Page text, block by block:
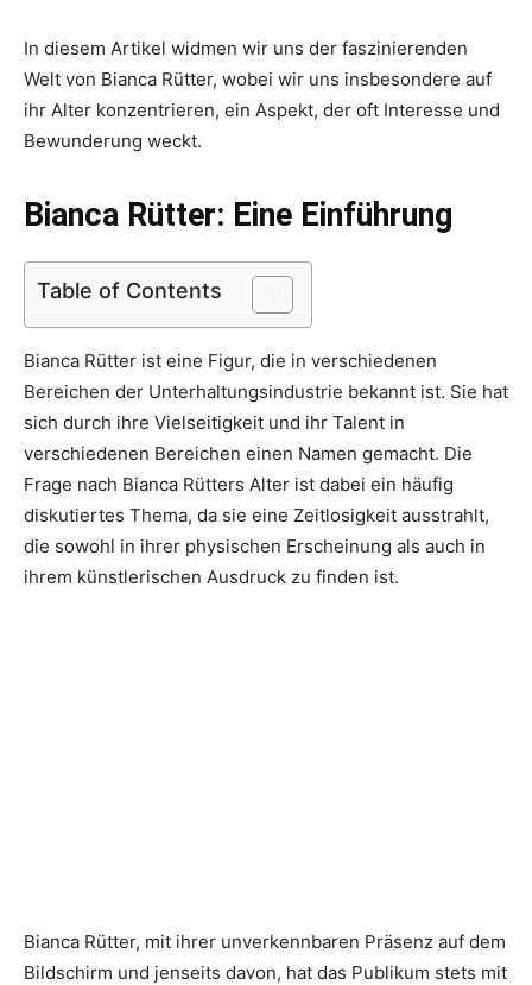
In diesem Artikel widmen wir uns der faszinierenden
Welt von Bianca Rütter, wobei wir uns insbesondere auf
ihr Alter konzentrieren, ein Aspekt, der oft Interesse und
Bewunderung weckt.
Bianca Rütter: Eine Einführung
Table of Contents
Bianca Rütter ist eine Figur, die in verschiedenen
Bereichen der Unterhaltungsindustrie bekannt ist. Sie hat
sich durch ihre Vielseitigkeit und ihr Talent in
verschiedenen Bereichen einen Namen gemacht. Die
Frage nach Bianca Rütters Alter ist dabei ein häufig
diskutiertes Thema, da sie eine Zeitlosigkeit ausstrahlt,
die sowohl in ihrer physischen Erscheinung als auch in
ihrem künstlerischen Ausdruck zu finden ist.
Bianca Rütter, mit ihrer unverkennbaren Präsenz auf dem
Bildschirm und jenseits davon, hat das Publikum stets mit